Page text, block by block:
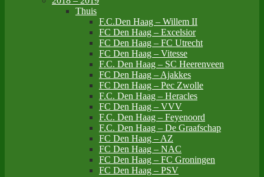
Thuis
F.C.Den Haag – Willem II
FC Den Haag – Excelsior
FC Den Haag – FC Utrecht
FC Den Haag – Vitesse
F.C. Den Haag – SC Heerenveen
FC Den Haag – Ajakkes
FC Den Haag – Pec Zwolle
F.C. Den Haag – Heracles
FC Den Haag – VVV
F.C. Den Haag – Feyenoord
F.C. Den Haag – De Graafschap
FC Den Haag – AZ
FC Den Haag – NAC
FC Den Haag – FC Groningen
FC Den Haag – PSV